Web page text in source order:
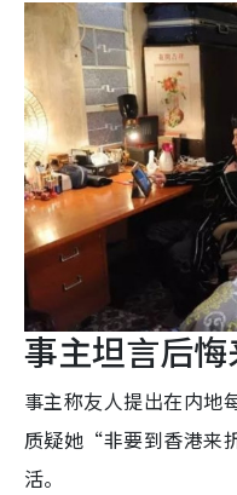
事主坦言后
事主称友人提出在内地
质疑她“非要到香港来
活。